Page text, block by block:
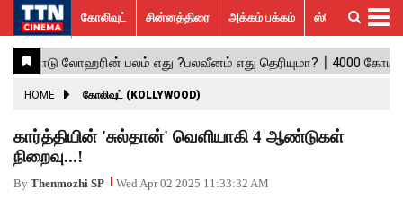
கோலிவுட்
சின்னத்திரை
பாலிவுட்
ஹாலிவுட்
அக்கம்
பக்கம்
ஸ்பெஷல்
ஸ்டோரீஸ்
விமர்சனம்
GALLERY
ACTRESS
ACTORS
MOVIESTILLS
EVENTS
VIDEOS
What’s
Hot
Trending
News
கோலிவுட் சின்னத்திரை அக்கம் பக்கம் ஸ்பெஷல் ஸ்டோரீஸ்
HOME கோலிவுட் (KOLLYWOOD)
கார்த்தியின் 'சுல்தான்' வெளியாகி 4 ஆண்டுகள்
நிறைவு...!
By Thenmozhi SP Wed Apr 02 2025 11:33:32 AM